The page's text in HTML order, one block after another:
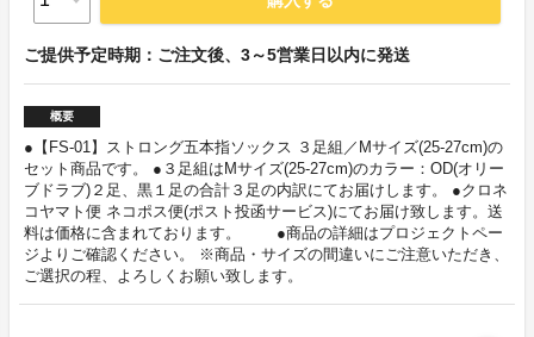
ご提供予定時期：ご注文後、3～5営業日以内に発送
概要
●【FS-01】ストロング五本指ソックス ３足組／Mサイズ(25-27cm)の
セット商品です。 ●３足組はMサイズ(25-27cm)のカラー：OD(オリー
ブドラブ)２足、黒１足の合計３足の内訳にてお届けします。 ●クロネ
コヤマト便 ネコポス便(ポスト投函サービス)にてお届け致します。送
料は価格に含まれております。 ●商品の詳細はプロジェクトペー
ジよりご確認ください。 ※商品・サイズの間違いにご注意いただき、
ご選択の程、よろしくお願い致します。